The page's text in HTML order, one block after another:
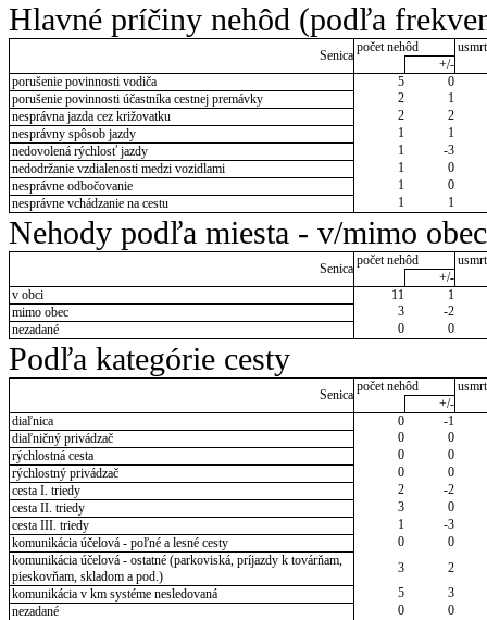
Hlavné príčiny nehôd (podľa
Senica
počet nehôd
+/-
porušenie povinnosti vodiča
5
0
porušenie povinnosti účastníka cestnej premávky
2
1
nesprávna jazda cez križovatku
2
2
nesprávny spôsob jazdy
1
1
nedovolená rýchlosť jazdy
1
-3
nedodržanie vzdialenosti medzi vozidlami
1
0
nesprávne odbočovanie
1
0
nesprávne vchádzanie na cestu
1 1
Nehody podľa miesta - v/mimo obec
Senica
počet nehôd
+/-
v obci
11
1
mimo obec
3
-2
nezadané
0 0
Podľa kategórie cesty
Senica
počet nehôd
+/-
diaľnica
0
-1
diaľničný privádzač
0
0
rýchlostná cesta
0
0
rýchlostný privádzač
0
0
cesta I. triedy
2
-2
cesta II. triedy
3
0
cesta III. triedy
1
-3
komunikácia účelová - poľné a lesné cesty
0
0
komunikácia účelová - ostatné (parkoviská, príjazdy k továrňam,
pieskovňam, skladom a pod.)
3
2
komunikácia v km systéme nesledovaná
5
3
nezadané
0 0